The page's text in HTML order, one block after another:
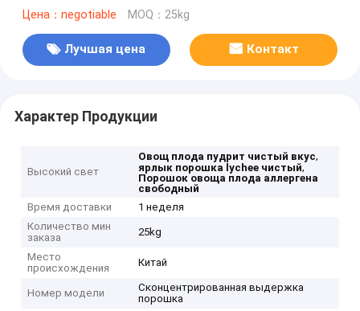
растворимый в воде/чистая маркировка
Цена：negotiable MOQ：25kg
Лучшая цена Контакт
Характер Продукции
Высокий свет
Овощ плода пудрит чистый вкус,
ярлык порошка lychee чистый,
Порошок овоща плода аллергена
свободный
Время доставки
1 неделя
Количество мин
заказа
25kg
Место
происхождения
Китай
Номер модели
Сконцентрированная выдержка
порошка